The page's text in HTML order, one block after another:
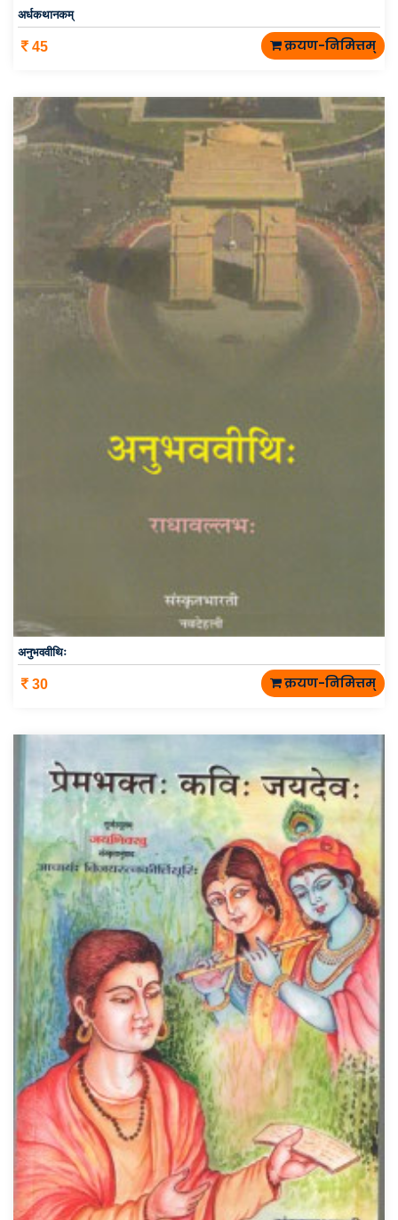
अर्धकथानकम्
45 क्रयण-निमित्तम्
अनुभववीथिः
30 क्रयण-निमित्तम्